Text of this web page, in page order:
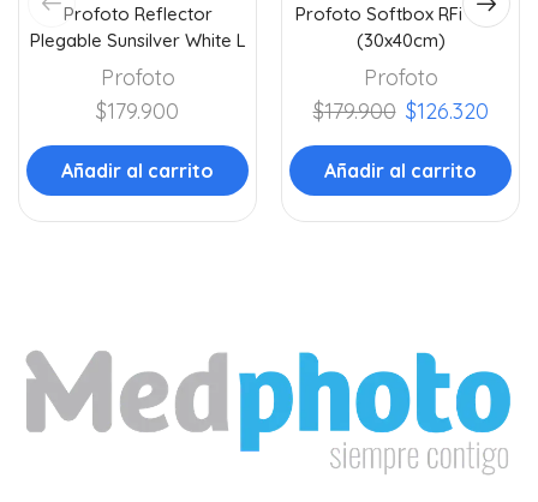
Profoto Reflector
Plegable Sunsilver White L
Profoto
$179.900
Añadir al carrito
Profoto Softbox RFi 1×1.3′
(30x40cm)
Profoto
$179.900 $126.320
Añadir al carrito